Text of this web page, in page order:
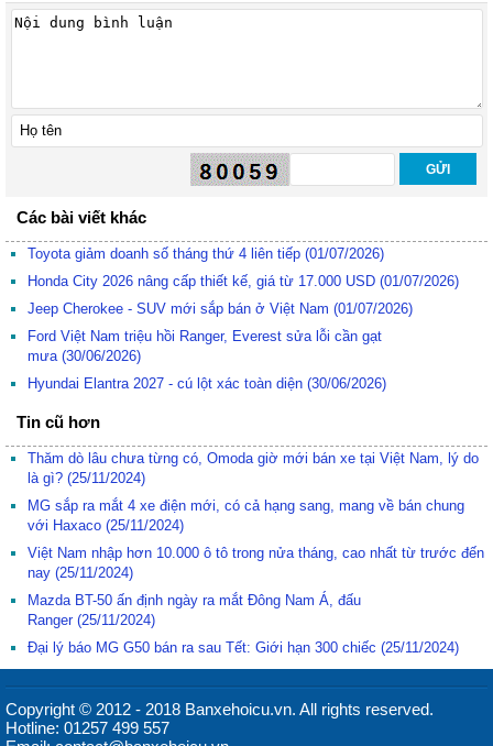
Các bài viết khác
Toyota giảm doanh số tháng thứ 4 liên tiếp (01/07/2026)
Honda City 2026 nâng cấp thiết kế, giá từ 17.000 USD (01/07/2026)
Jeep Cherokee - SUV mới sắp bán ở Việt Nam (01/07/2026)
Ford Việt Nam triệu hồi Ranger, Everest sửa lỗi cần gạt
mưa (30/06/2026)
Hyundai Elantra 2027 - cú lột xác toàn diện (30/06/2026)
Tin cũ hơn
Thăm dò lâu chưa từng có, Omoda giờ mới bán xe tại Việt Nam, lý do
là gì? (25/11/2024)
MG sắp ra mắt 4 xe điện mới, có cả hạng sang, mang về bán chung
với Haxaco (25/11/2024)
Việt Nam nhập hơn 10.000 ô tô trong nửa tháng, cao nhất từ trước đến
nay (25/11/2024)
Mazda BT-50 ấn định ngày ra mắt Đông Nam Á, đấu
Ranger (25/11/2024)
Đại lý báo MG G50 bán ra sau Tết: Giới hạn 300 chiếc (25/11/2024)
Copyright © 2012 - 2018 Banxehoicu.vn. All rights reserved.
Hotline: 01257 499 557